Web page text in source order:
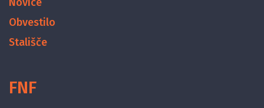
Obvestilo
Stališče
FNF